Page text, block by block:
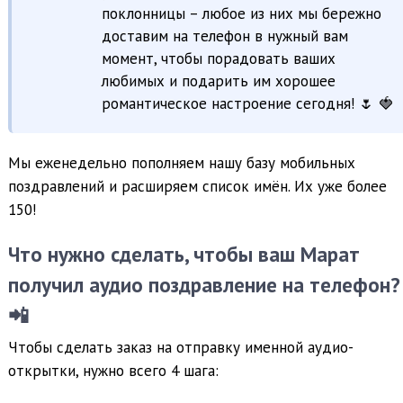
поклонницы – любое из них мы бережно
доставим на телефон в нужный вам
момент, чтобы порадовать ваших
любимых и подарить им хорошее
романтическое настроение сегодня! 🌷 🍓
Мы еженедельно пополняем нашу базу мобильных
поздравлений и расширяем список имён. Их уже более
150!
Что нужно сделать, чтобы ваш Марат
получил аудио поздравление на телефон?
📲
Чтобы сделать заказ на отправку именной аудио-
открытки, нужно всего 4 шага: